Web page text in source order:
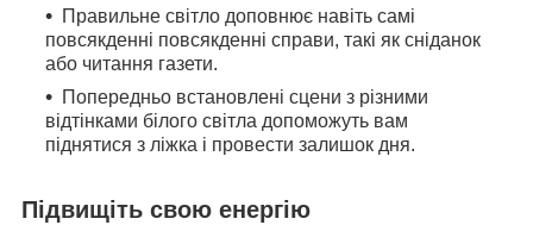
Правильне світло доповнює навіть самі
повсякденні повсякденні справи, такі як сніданок
або читання газети.
Попередньо встановлені сцени з різними
відтінками білого світла допоможуть вам
піднятися з ліжка і провести залишок дня.
Підвищіть свою енергію